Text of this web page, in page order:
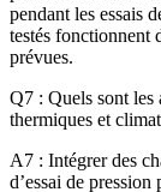
pendant les essais
testés fonctionnent
prévues.
Q7 : Quels sont les
thermiques et
A7 : Intégrer des
d’essai de